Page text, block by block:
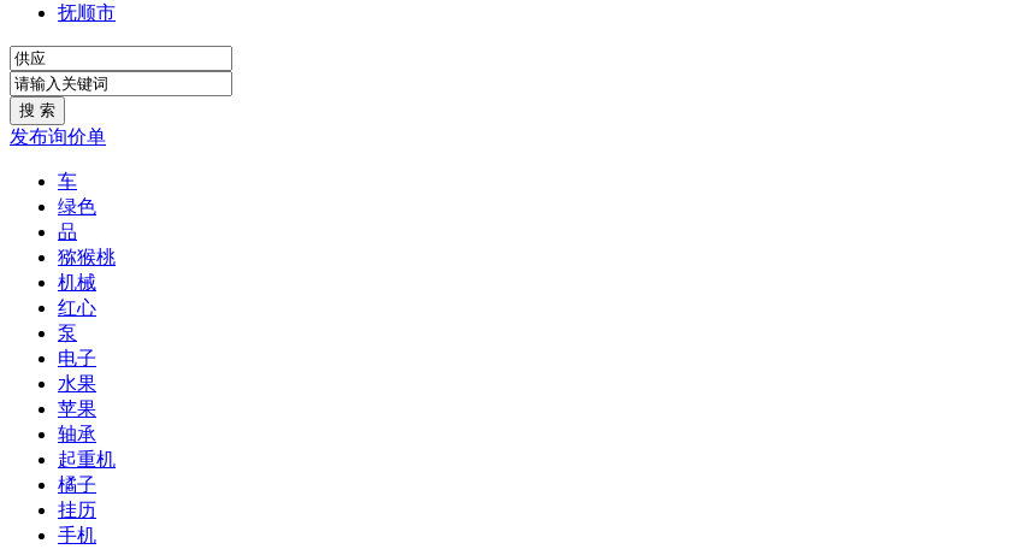
抚顺市
发布询价单
车
绿色
品
猕猴桃
机械
红心
泵
电子
水果
苹果
轴承
起重机
橘子
挂历
手机